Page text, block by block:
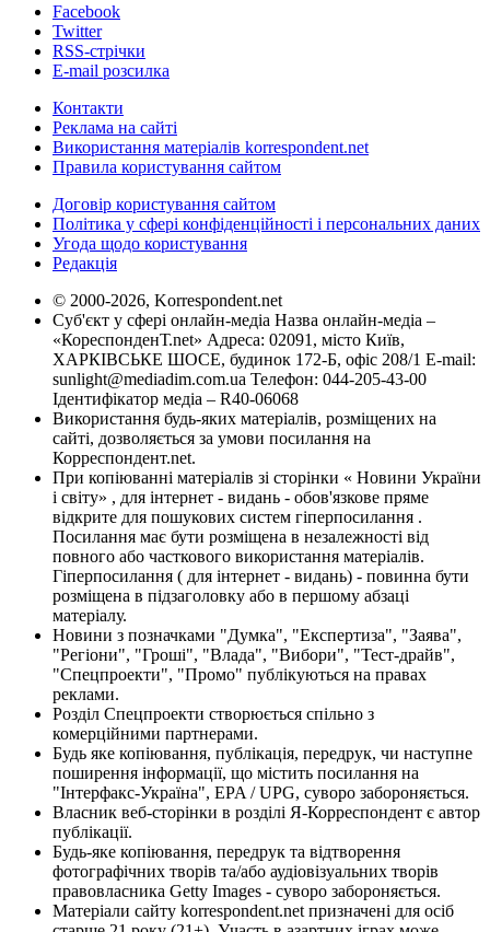
Facebook
Twitter
RSS-стрічки
E-mail розсилка
Контакти
Реклама на сайті
Використання матеріалів korrespondent.net
Правила користування сайтом
Договір користування сайтом
Політика у сфері конфіденційності і персональних даних
Угода щодо користування
Редакція
© 2000-2026, Korrespondent.net
Суб'єкт у сфері онлайн-медіа Назва онлайн-медіа –
«КореспонденТ.net» Адреса: 02091, місто Київ,
ХАРКІВСЬКЕ ШОСЕ, будинок 172-Б, офіс 208/1 E-mail:
sunlight@mediadim.com.ua Телефон: 044-205-43-00
Ідентифікатор медіа – R40-06068
Використання будь-яких матеріалів, розміщених на
сайті, дозволяється за умови посилання на
Корреспондент.net.
При копіюванні матеріалів зі сторінки « Новини України
і світу» , для інтернет - видань - обов'язкове пряме
відкрите для пошукових систем гіперпосилання .
Посилання має бути розміщена в незалежності від
повного або часткового використання матеріалів.
Гіперпосилання ( для інтернет - видань) - повинна бути
розміщена в підзаголовку або в першому абзаці
матеріалу.
Новини з позначками "Думка", "Експертиза", "Заява",
"Регіони", "Гроші", "Влада", "Вибори", "Тест-драйв",
"Спецпроекти", "Промо" публікуються на правах
реклами.
Розділ Спецпроекти створюється спільно з
комерційними партнерами.
Будь яке копіювання, публікація, передрук, чи наступне
поширення інформації, що містить посилання на
"Інтерфакс-Україна", EPA / UPG, суворо забороняється.
Власник веб-сторінки в розділі Я-Корреспондент є автор
публікації.
Будь-яке копіювання, передрук та відтворення
фотографічних творів та/або аудіовізуальних творів
правовласника Getty Images - суворо забороняється.
Матеріали сайту korrespondent.net призначені для осіб